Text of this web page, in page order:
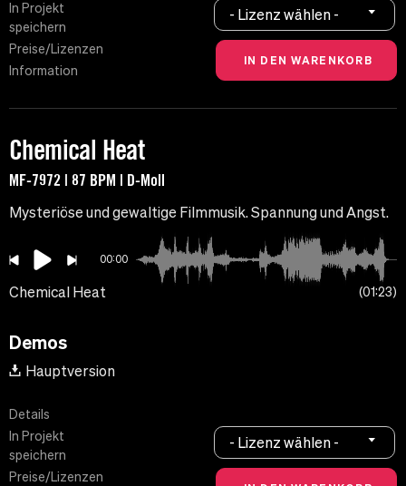
In Projekt
speichern
Preise/Lizenzen
Information
- Lizenz wählen -
Chemical Heat
MF-7972 | 87 BPM | D-Moll
Mysteriöse und gewaltige Filmmusik. Spannung und Angst.
00:00
Chemical Heat 01:23
Demos
Hauptversion
Details
In Projekt
speichern
Preise/Lizenzen
- Lizenz wählen -